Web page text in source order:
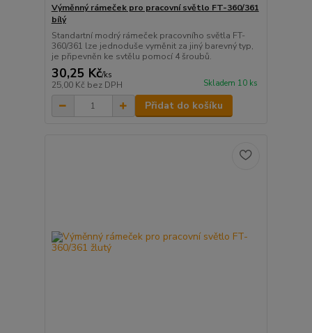
Výměnný rámeček pro pracovní světlo FT-360/361
bílý
Standartní modrý rámeček pracovního světla FT-
360/361 lze jednoduše vyměnit za jiný barevný typ,
je připevněn ke svtělu pomocí 4 šroubů.
30,25 Kč/ks
25,00 Kč bez DPH Skladem 10 ks
Přidat do košíku